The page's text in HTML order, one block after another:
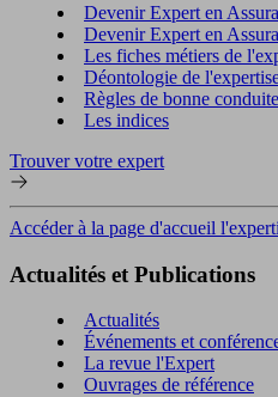
Devenir Expert en
Devenir Expert en
Les fiches métiers de
Déontologie de
Règles de bonne conduite
Les indices
Trouver votre expert
Accéder à la page d'accueil
Actualités et Publications
Actualités
Événements et
La revue l'Expert
Ouvrages de référence